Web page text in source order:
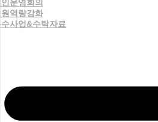
운영회의
역량강화
사업&수탁자료